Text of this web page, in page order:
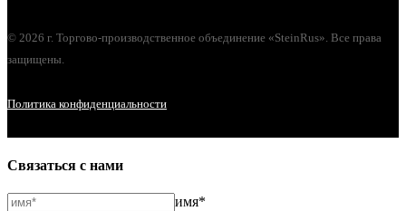
© 2026 г. Торгово-производственное объединение «SteinRus». Все права
защищены.
Политика конфиденциальности
Связаться с нами
имя*